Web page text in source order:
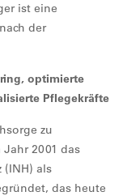
ist eine
der
optimierte
Pflegekräfte
zu
2001 das
(INH) als
das heute